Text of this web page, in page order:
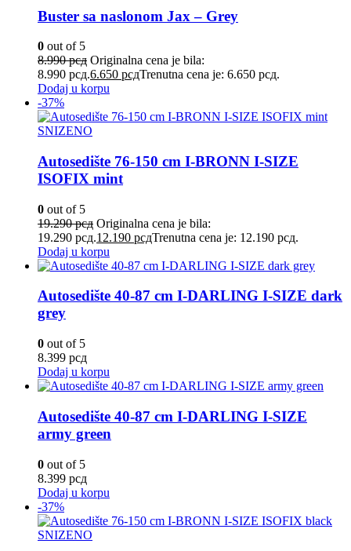
Buster sa naslonom Jax – Grey
0 out of 5
8.990рсд Originalna cena je bila:
8.990 рсд.6.650 рсдTrenutna cena je: 6.650 рсд.
Dodaj u korpu
-37%
SNIZENO
Autosedište 76-150 cm I-BRONN I-SIZE
ISOFIX mint
0 out of 5
19.290рсд Originalna cena je bila:
19.290 рсд.12.190 рсдTrenutna cena je: 12.190 рсд.
Dodaj u korpu
Autosedište 40-87 cm I-DARLING I-SIZE dark
grey
0 out of 5
8.399 рсд
Dodaj u korpu
Autosedište 40-87 cm I-DARLING I-SIZE
army green
0 out of 5
8.399 рсд
Dodaj u korpu
-37%
SNIZENO